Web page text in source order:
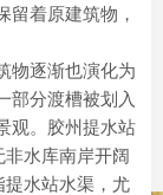
留着原建筑物，
物逐渐也演化为
部分渡槽被划入
观。胶州提水站
非水库南岸开阔
提水站水渠，尤